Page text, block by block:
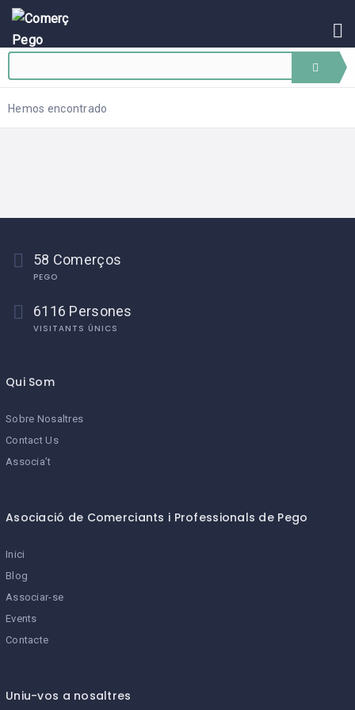
INICI
BLOG
SE
Hemos encontrado
58 Comerços
PEGO
6116 Persones
VISITANTS ÚNICS
Qui Som
Sobre Nosaltres
Contact Us
Associa’t
Asociació de Comerciants i Professionals de Pego
Inici
Blog
Associar-se
Events
Contacte
Uniu-vos a nosaltres